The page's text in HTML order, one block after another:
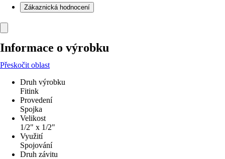
Zákaznická hodnocení
Informace o výrobku
Přeskočit oblast
Druh výrobku
Fitink
Provedení
Spojka
Velikost
1/2" x 1/2"
Využití
Spojování
Druh závitu